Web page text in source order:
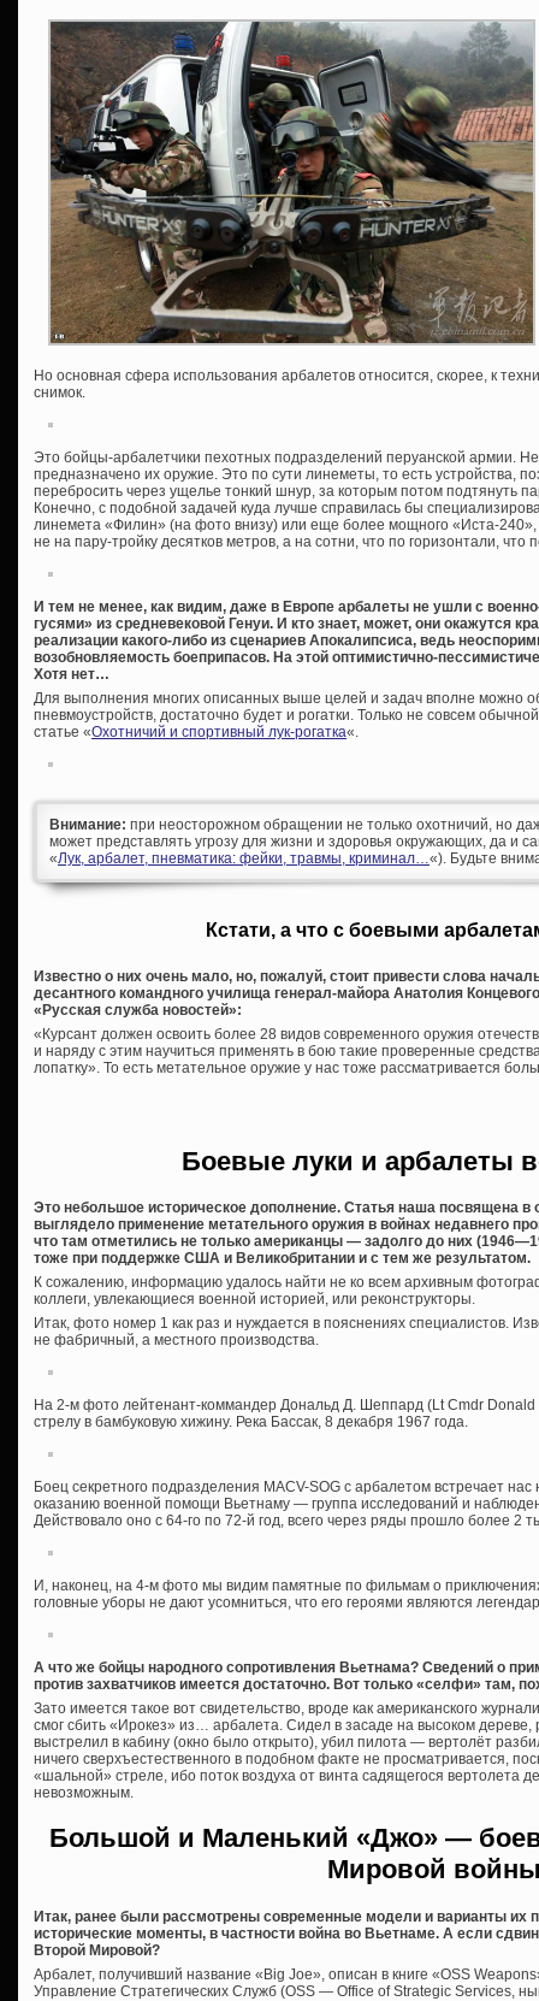
Но основная сфера использования арбалетов относится, скорее, к
снимок.
Это бойцы-арбалетчики пехотных подразделений перуанской армии.
предназначено их оружие. Это по сути линеметы, то есть устройства,
перебросить через ущелье тонкий шнур, за которым потом подтянуть
Конечно, с подобной задачей куда лучше справилась бы
линемета «Филин» (на фото внизу) или еще более мощного «Иста-240»,
не на пару-тройку десятков метров, а на сотни, что по горизонтали, что
И тем не менее, как видим, даже в Европе арбалеты не ушли с
гусями» из средневековой Генуи. И кто знает, может, они окажутся
реализации какого-либо из сценариев Апокалипсиса, ведь
возобновляемость боеприпасов. На этой оптимистично-
Хотя нет…
Для выполнения многих описанных выше целей и задач вполне можно
пневмоустройств, достаточно будет и рогатки. Только не совсем
статье «Охотничий и спортивный лук-рогатка«.
Внимание: при неосторожном обращении не только охотничий, но
может представлять угрозу для жизни и здоровья окружающих, да и
«Лук, арбалет, пневматика: фейки, травмы, криминал…«). Будьте
Кстати, а что с боевыми
Известно о них очень мало, но, пожалуй, стоит привести слова
десантного командного училища генерал-майора Анатолия
«Русская служба новостей»:
«Курсант должен освоить более 28 видов современного оружия
и наряду с этим научиться применять в бою такие проверенные
лопатку». То есть метательное оружие у нас тоже рассматривается
Боевые луки и арбалеты
Это небольшое историческое дополнение. Статья наша посвящена в
выглядело применение метательного оружия в войнах недавнего
что там отметились не только американцы — задолго до них
тоже при поддержке США и Великобритании и с тем же результатом.
К сожалению, информацию удалось найти не ко всем архивным
коллеги, увлекающиеся военной историей, или реконструкторы.
Итак, фото номер 1 как раз и нуждается в пояснениях специалистов.
не фабричный, а местного производства.
На 2-м фото лейтенант-коммандер Дональд Д. Шеппард (Lt Cmdr Donald
стрелу в бамбуковую хижину. Река Бассак, 8 декабря 1967 года.
Боец секретного подразделения MACV-SOG с арбалетом встречает
оказанию военной помощи Вьетнаму — группа исследований и
Действовало оно с 64-го по 72-й год, всего через ряды прошло более 2
И, наконец, на 4-м фото мы видим памятные по фильмам о
головные уборы не дают усомниться, что его героями являются
А что же бойцы народного сопротивления Вьетнама? Сведений о
против захватчиков имеется достаточно. Вот только «селфи» там,
Зато имеется такое вот свидетельство, вроде как американского
смог сбить «Ирокез» из… арбалета. Сидел в засаде на высоком дереве,
выстрелил в кабину (окно было открыто), убил пилота — вертолёт
ничего сверхъестественного в подобном факте не просматривается,
«шальной» стреле, ибо поток воздуха от винта садящегося вертолета
невозможным.
Большой и Маленький «Джо» —
Мировой
Итак, ранее были рассмотрены современные модели и варианты их
исторические моменты, в частности война во Вьетнаме. А если
Второй Мировой?
Арбалет, получивший название «Big Joe», описан в книге «OSS
Управление Стратегических Служб (OSS — Office of Strategic Services,